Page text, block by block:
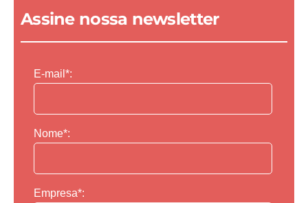
Assine nossa newsletter
E-mail*:
Nome*:
Empresa*: